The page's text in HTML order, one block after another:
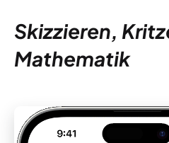
Skizzieren,
Mathematik